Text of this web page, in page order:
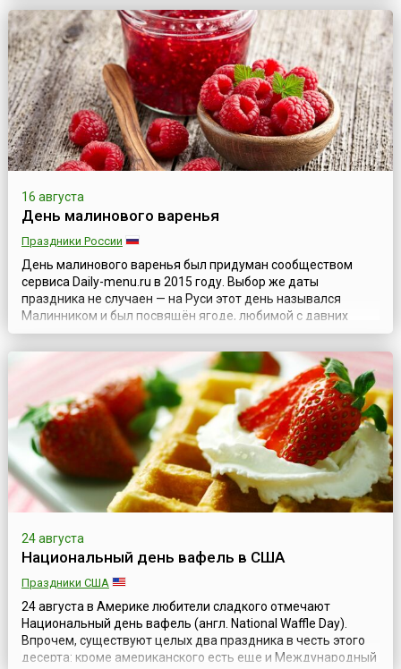
произрастает по всей европейской лесной зоне, в тайге, на
Кавказе, хорошо адаптирован к любым видам почв,
исключая торфянистые. Считается, чт...
16 августа
День малинового варенья
Праздники России
День малинового варенья был придуман сообществом
сервиса Daily-menu.ru в 2015 году. Выбор же даты
праздника не случаен — на Руси этот день назывался
Малинником и был посвящён ягоде, любимой с давних
времен всеми, вне зависимости от возраста и социального
положения. Малину ценили во все времена за её вкус и
полезные качества и использовали не только как продукт
питания, но и как целебное средст...
24 августа
Национальный день вафель в США
Праздники США
24 августа в Америке любители сладкого отмечают
Национальный день вафель (англ. National Waffle Day).
Впрочем, существуют целых два праздника в честь этого
десерта: кроме американского есть еще и Международный